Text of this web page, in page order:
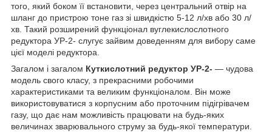
того, який боком її встановити, через центральний отвір на
шланг до пристрою тоне газ зі швидкістю 5-12 л/хв або 30 л/
хв. Такий розширений функціонал вуглекислослотного
редуктора УР-2- слугує зайвим доведенням для вибору саме
цієї моделі редуктора.
Загалом і загалом Куткислотний редуктор УР-2- — чудова
модель свого класу, з прекрасними робочими
характеристиками та великим функціоналом. Він може
використовуватися з корпусним або проточним підігрівачем
газу, що дає нам можливість працювати на будь-яких
величинах зварювального струму за будь-якої температури.